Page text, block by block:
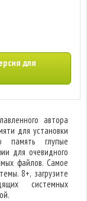
для
автора
для установки
память глупые
для очевидного
файлов. Самое
8+, загрузите
системных